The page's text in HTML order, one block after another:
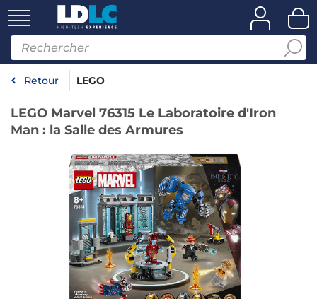
Retour LEGO
LEGO Marvel 76315 Le Laboratoire d'Iron
Man : la Salle des Armures